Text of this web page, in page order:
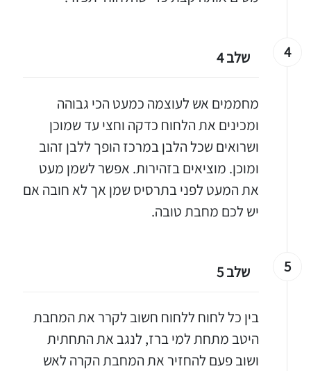
אותי באינסטגרם
הכנתם מתכון שלי? חפשו "Shahar_Hen_Hayokra" באינסטגרם עקבו אחריי עוד היום ותעלו את המתכון שהכנתם לסטורי ואני
4 שלב 4
מחממים אש לעוצמה כמעט הכי גבוהה
ומכינים את הלחוח כדקה וחצי עד שמוכן
ושרואים שכל הלבן במרכז הופך ללבן זהוב
ומוכן. מוציאים בזהירות. אפשר לשמן מעט
את המעט לפני בתרסיס שמן אך לא חובה אם
יש לכם מחבת טובה.
5 שלב 5
בין כל לחוח ללחוח חשוב לקרר את המחבת
היטב מתחת למי ברז, לנגב את התחתית
ושוב פעם להחזיר את המחבת הקרה לאש